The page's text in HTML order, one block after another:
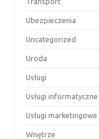
Ubezpieczenia
Uncategorized
Uroda
Usługi
Usługi informatyczne
Usługi marketingowe
Wnętrze